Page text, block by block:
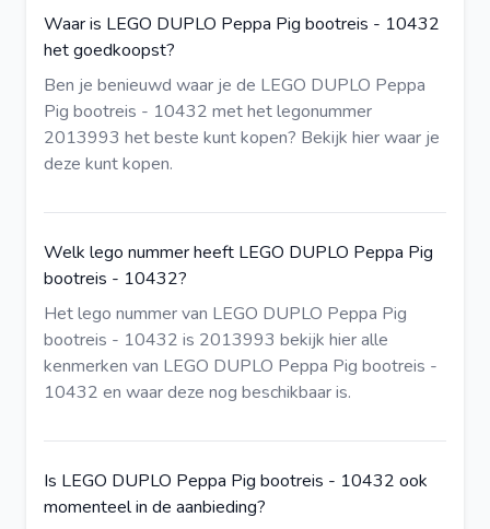
Waar is LEGO DUPLO Peppa Pig bootreis - 10432
het goedkoopst?
Ben je benieuwd waar je de LEGO DUPLO Peppa
Pig bootreis - 10432 met het legonummer
2013993 het beste kunt kopen? Bekijk hierwaar je
deze kunt kopen.
Welk lego nummer heeft LEGO DUPLO Peppa Pig
bootreis - 10432?
Het lego nummer van LEGO DUPLO Peppa Pig
bootreis - 10432 is 2013993 bekijk hieralle
kenmerken van LEGO DUPLO Peppa Pig bootreis -
10432 en waar deze nog beschikbaar is.
Is LEGO DUPLO Peppa Pig bootreis - 10432 ook
momenteel in de aanbieding?